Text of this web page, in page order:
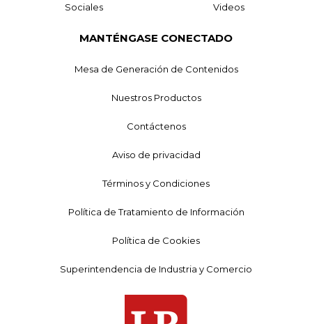
Sociales Videos
MANTÉNGASE CONECTADO
Mesa de Generación de Contenidos
Nuestros Productos
Contáctenos
Aviso de privacidad
Términos y Condiciones
Política de Tratamiento de Información
Política de Cookies
Superintendencia de Industria y Comercio